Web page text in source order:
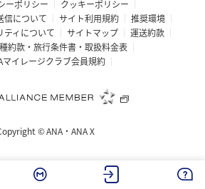
ーポリシー
クッキーポリシー
信について
サイト利用規約
推奨環境
ティについて
サイトマップ
運送約款
約款・旅行条件書・取扱料金表
マイレージクラブ会員規約
©ANA・ANA X